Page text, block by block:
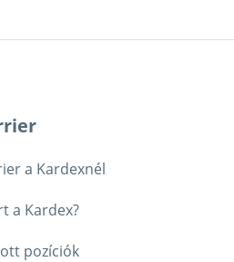
a Kardexnél
a Kardex?
pozíciók